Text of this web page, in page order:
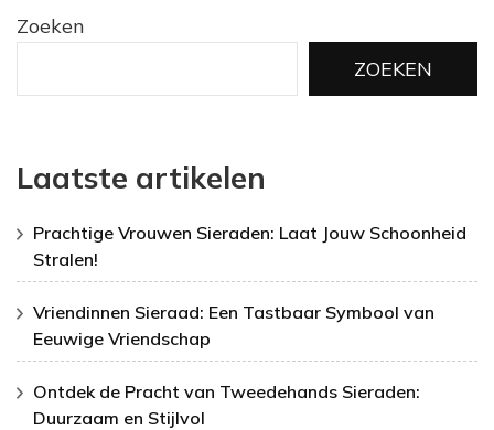
Zoeken
ZOEKEN
Laatste artikelen
Prachtige Vrouwen Sieraden: Laat Jouw Schoonheid
Stralen!
Vriendinnen Sieraad: Een Tastbaar Symbool van
Eeuwige Vriendschap
Ontdek de Pracht van Tweedehands Sieraden:
Duurzaam en Stijlvol